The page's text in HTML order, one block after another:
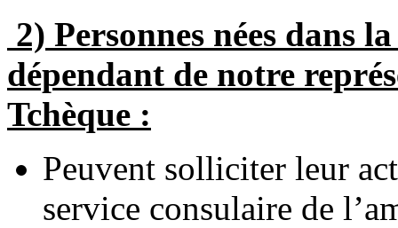
2) Personnes nées dans
dépendant de notre
Tchèque :
Peuvent solliciter leur
service consulaire de